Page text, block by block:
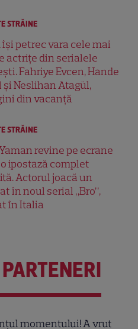
STRĂINE
își petrec vara cele mai
actrițe din serialele
Fahriye Evcen, Hande
și Neslihan Atagül,
din vacanță
STRĂINE
revine pe ecrane
ipostază complet
Actorul joacă un
în noul serial „Bro”,
în Italia
momentului! A vrut